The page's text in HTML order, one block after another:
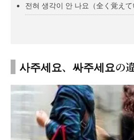
전혀 생각이 안 나요（全く覚えて
사주세요、싸주세요の